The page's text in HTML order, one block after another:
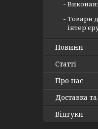
Товари
Новини
Статті
Про нас
Доставка
Відгуки